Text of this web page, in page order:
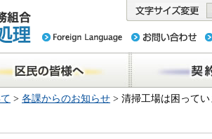
東京
へ 契約情報
> 各課からのお知らせ > 清掃工場は困ってい